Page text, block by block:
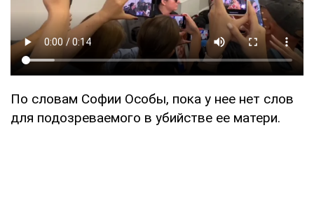
По словам Софии Особы, пока у нее нет слов
для подозреваемого в убийстве ее матери.